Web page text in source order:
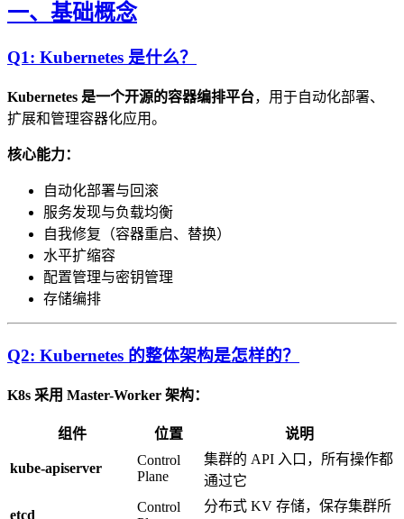
一、基础概念
Q1: Kubernetes 是什么？
Kubernetes 是一个开源的容器编排平台，用于自动化部署、
扩展和管理容器化应用。
核心能力：
自动化部署与回滚
服务发现与负载均衡
自我修复（容器重启、替换）
水平扩缩容
配置管理与密钥管理
存储编排
Q2: Kubernetes 的整体架构是怎样的？
K8s 采用 Master-Worker 架构：
组件 位置 说明
kube-apiserver
Control
Plane
集群的 API 入口，所有操作都
通过它
etcd
Control
分布式 KV 存储，保存集群所